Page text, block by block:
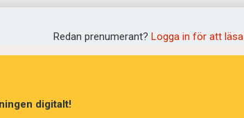
Redan prenumerant? Logga in för att läsa
digitalt!